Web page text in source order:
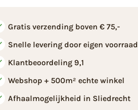
Gratis verzending boven € 75,-
Snelle levering door eigen voorraad
Klantbeoordeling 9,1
Webshop + 500m² echte winkel
Afhaalmogelijkheid in Sliedrecht